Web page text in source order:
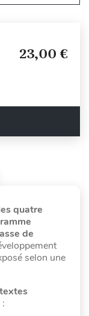
23,00 €
quatre
de
selon une
textes
: